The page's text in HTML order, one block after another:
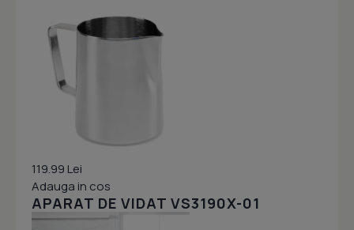
119.99 Lei
Adauga in cos
APARAT DE VIDAT VS3190X-01